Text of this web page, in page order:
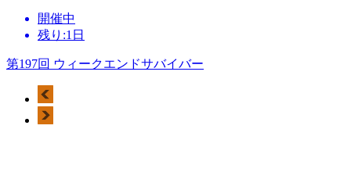
開催中
残り:1日
第197回 ウィークエンドサバイバー